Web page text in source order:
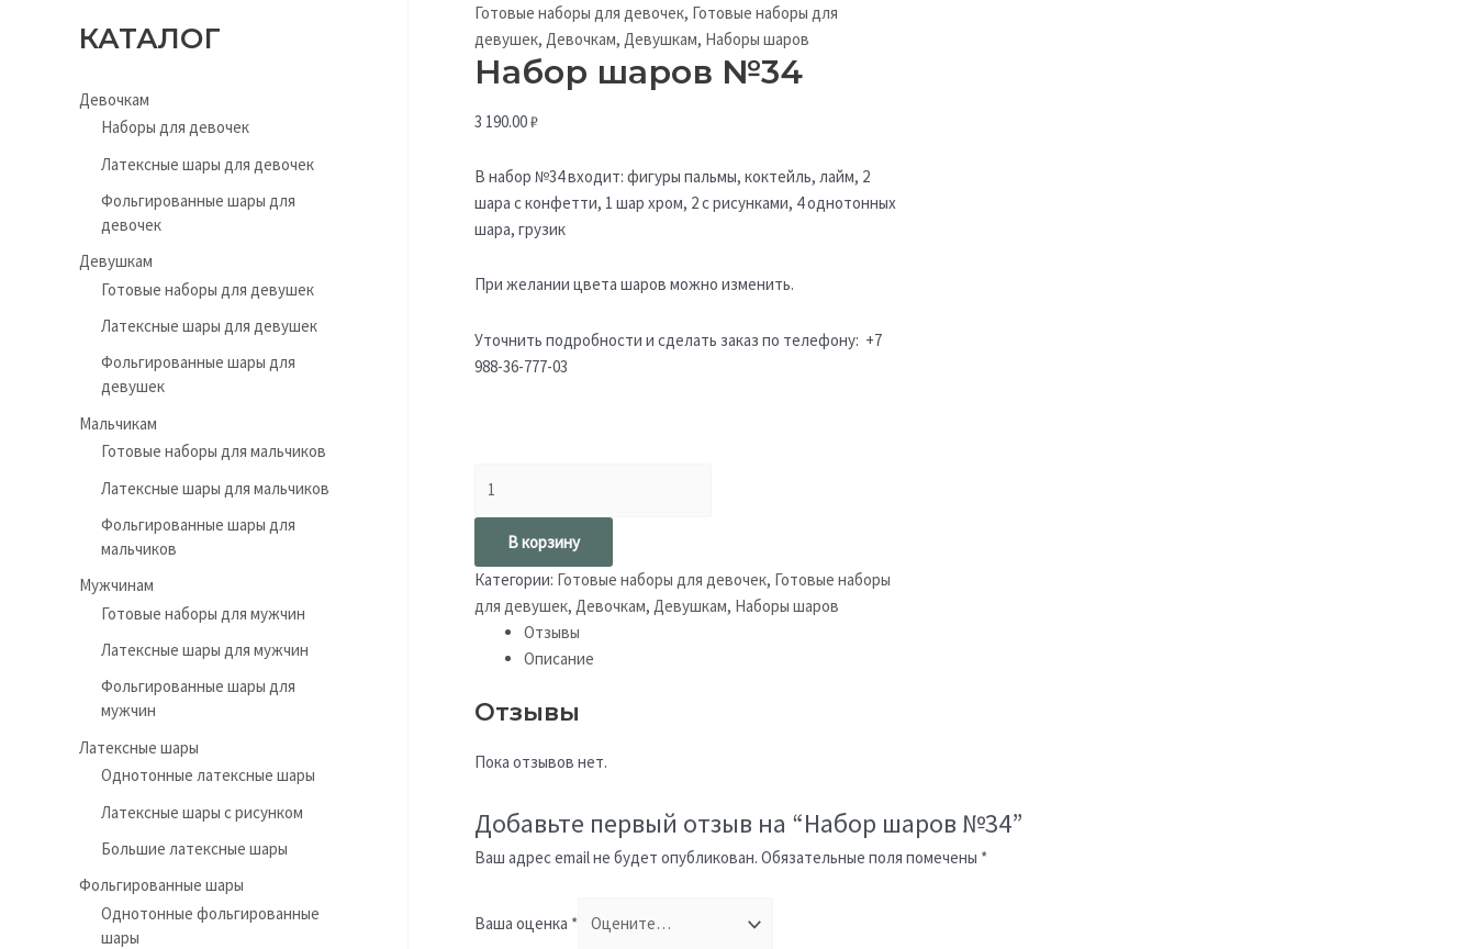
КАТАЛОГ
Девочкам
Наборы для девочек
Латексные шары для девочек
Фольгированные шары для
девочек
Девушкам
Готовые наборы для девушек
Латексные шары для девушек
Фольгированные шары для
девушек
Мальчикам
Готовые наборы для мальчиков
Латексные шары для мальчиков
Фольгированные шары для
мальчиков
Мужчинам
Готовые наборы для мужчин
Латексные шары для мужчин
Фольгированные шары для
мужчин
Латексные шары
Однотонные латексные шары
Латексные шары с рисунком
Большие латексные шары
Фольгированные шары
Однотонные фольгированные
шары
Готовые наборы для девочек, Готовые наборы для
девушек, Девочкам, Девушкам, Наборы шаров
Набор шаров №34
3 190.00₽
В набор №34 входит: фигуры пальмы, коктейль, лайм, 2
шара с конфетти, 1 шар хром, 2 с рисунками, 4 однотонных
шара, грузик
При желании цвета шаров можно изменить.
Уточнить подробности и сделать заказ по телефону: +7
988-36-777-03
В корзину
Категории: Готовые наборы для девочек, Готовые наборы
для девушек, Девочкам, Девушкам, Наборы шаров
Отзывы
Описание
Отзывы
Пока отзывов нет.
Добавьте первый отзыв на “Набор шаров №34”
Ваш адрес email не будет опубликован. Обязательные поля помечены *
Ваша оценка *